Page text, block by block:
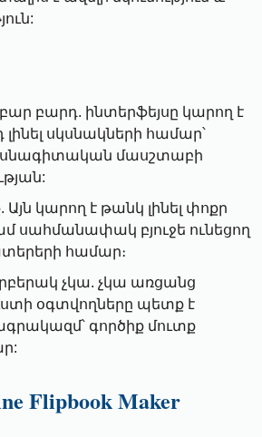
բարդ. ինտերֆեյսը կարող է
սկսնակների համար՝
​​մասշտաբի
կարող է թանկ լինել փոքր
սահմանափակ բյուջե ունեցող
համար։
չկա. չկա առցանց
օգտվողները պետք է
գործիք մուտք
Flipbook Maker